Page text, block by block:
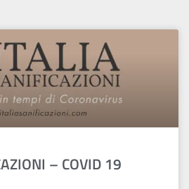
– COVID 19